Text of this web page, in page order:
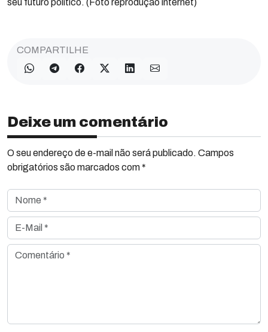
seu futuro político. (Foto reprodução internet)
COMPARTILHE
Deixe um comentário
O seu endereço de e-mail não será publicado. Campos
obrigatórios são marcados com *
Nome *
E-Mail *
Comentário *